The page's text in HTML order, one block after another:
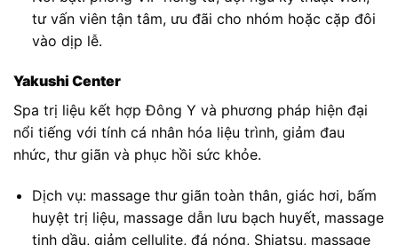
tư vấn viên tận tâm, ưu đãi cho nhóm hoặc cặp đôi
vào dịp lễ.
Yakushi Center
Spa trị liệu kết hợp Đông Y và phương pháp hiện đại
nổi tiếng với tính cá nhân hóa liệu trình, giảm đau
nhức, thư giãn và phục hồi sức khỏe.
Dịch vụ: massage thư giãn toàn thân, giác hơi, bấm
huyệt trị liệu, massage dẫn lưu bạch huyết, massage
tinh dầu, giảm cellulite, đá nóng, Shiatsu, massage